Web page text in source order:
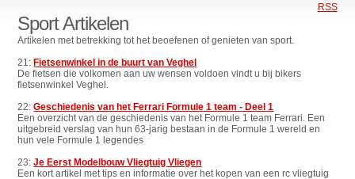
RSS
Sport Artikelen
Artikelen met betrekking tot het beoefenen of genieten van sport.
21:Fietsenwinkel in de buurt van Veghel
De fietsen die volkomen aan uw wensen voldoen vindt u bij bikers
fietsenwinkel Veghel.
22:Geschiedenis van het Ferrari Formule 1 team - Deel 1
Een overzicht van de geschiedenis van het Formule 1 team Ferrari. Een
uitgebreid verslag van hun 63-jarig bestaan in de Formule 1 wereld en
hun vele Formule 1 legendes
23:Je Eerst Modelbouw Vliegtuig Vliegen
Een kort artikel met tips en informatie over het kopen van een rc vliegtuig